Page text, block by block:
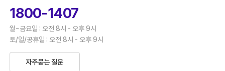
1800-1407
월~금요일 : 오전 8시 - 오후 9시
토/일/공휴일 : 오전 8시 - 오후 9시
자주묻는 질문